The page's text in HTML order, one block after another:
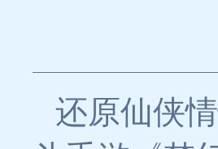
还原仙侠